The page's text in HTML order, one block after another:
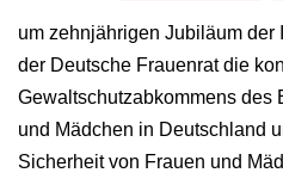
um zehnjährigen Jubiläum der
der Deutsche Frauenrat die
Gewaltschutzabkommens des
und Mädchen in Deutschland
Sicherheit von Frauen und